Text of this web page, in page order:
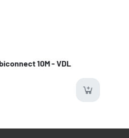
10M - VDL